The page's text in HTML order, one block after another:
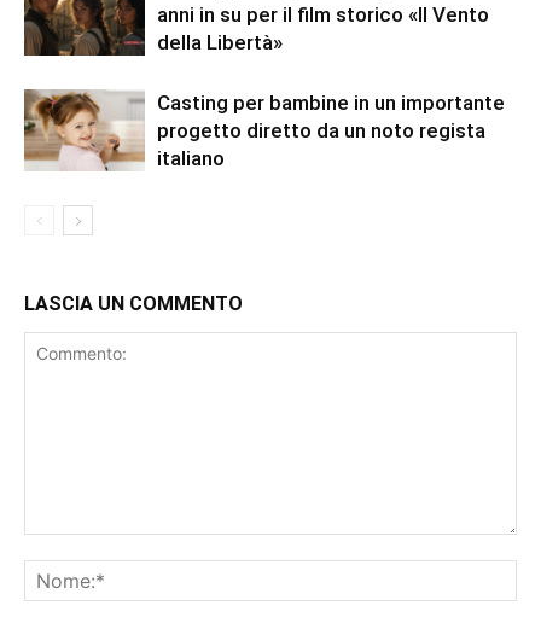
anni in su per il film storico «Il Vento
della Libertà»
Casting per bambine in un importante
progetto diretto da un noto regista
italiano
LASCIA UN COMMENTO